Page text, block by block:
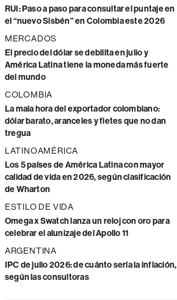
RUI: Paso a paso para consultar el puntaje en
el “nuevo Sisbén” en Colombia este 2026
MERCADOS
El precio del dólar se debilita en julio y
América Latina tiene la moneda más fuerte
del mundo
COLOMBIA
La mala hora del exportador colombiano:
dólar barato, aranceles y fletes que no dan
tregua
LATINOAMÉRICA
Los 5 países de América Latina con mayor
calidad de vida en 2026, según clasificación
de Wharton
ESTILO DE VIDA
Omega x Swatch lanza un reloj con oro para
celebrar el alunizaje del Apollo 11
ARGENTINA
IPC de julio 2026: de cuánto sería la inflación,
según las consultoras